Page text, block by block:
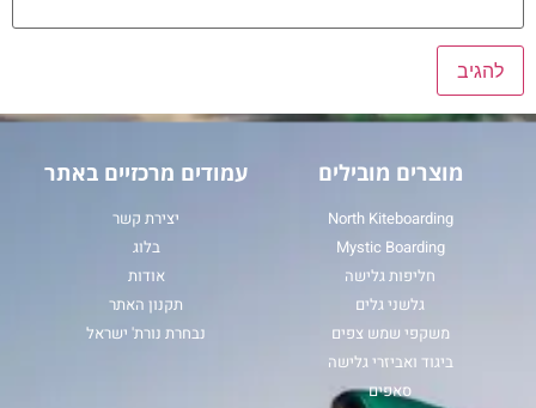
מוצרים מובילים
North Kiteboarding
Mystic Boarding
חליפות גלישה
גלשני גלים
משקפי שמש צפים
ביגוד ואביזרי גלישה
סאפים
עמודים מרכזיים באתר
יצירת קשר
בלוג
אודות
תקנון האתר
נבחרת נורת' ישראל